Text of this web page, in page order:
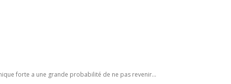
forte a une grande probabilité de ne pas revenir...